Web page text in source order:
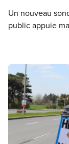
Un nouveau
public appuie